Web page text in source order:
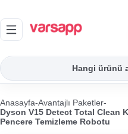
Anasayfa-Avantajlı Paketler-
Dyson V15 Detect Total Clean
Pencere Temizleme Robotu